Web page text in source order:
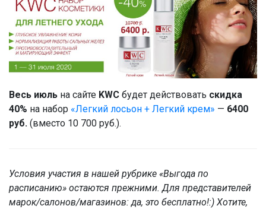
Весь июль на сайте KWC будет действовать скидка
40% на набор «Легкий лосьон + Легкий крем» — 6400
руб. (вместо 10 700 руб.).
Условия участия в нашей рубрике «Выгода по
расписанию» остаются прежними. Для представителей
марок/салонов/магазинов: да, это бесплатно!:) Хотите,